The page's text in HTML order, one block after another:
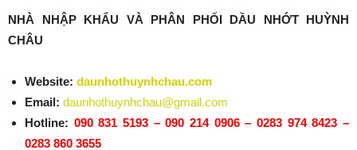
NHÀ NHẬP KHẨU VÀ PHÂN PHỐI DẦU NHỚT HUỲNH
CHÂU
Website: daunhothuynhchau.com
Email: daunhothuynhchau@gmail.com
Hotline: 090 831 5193 – 090 214 0906 – 0283 974 8423 –
0283 860 3655